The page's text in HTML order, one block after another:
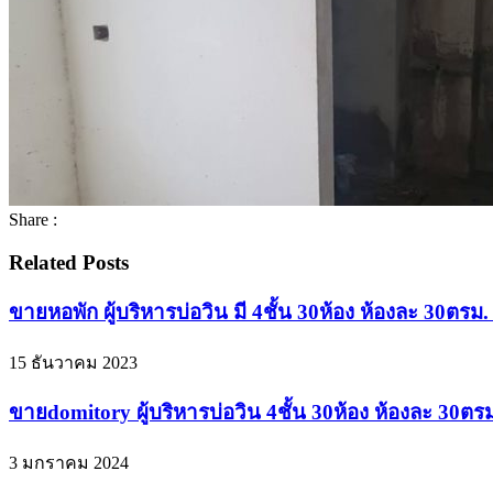
Share :
Related Posts
ขายหอพัก ผู้บริหารบ่อวิน มี 4ชั้น 30ห้อง ห้องละ 30ตร
15 ธันวาคม 2023
ขายdomitory ผู้บริหารบ่อวิน 4ชั้น 30ห้อง ห้องละ 30ต
3 มกราคม 2024